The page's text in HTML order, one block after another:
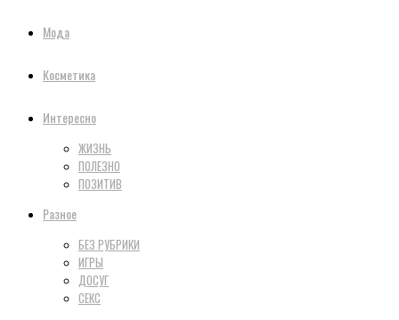
Мода
Косметика
Интересно
ЖИЗНЬ
ПОЛЕЗНО
ПОЗИТИВ
Разное
БЕЗ РУБРИКИ
ИГРЫ
ДОСУГ
СЕКС